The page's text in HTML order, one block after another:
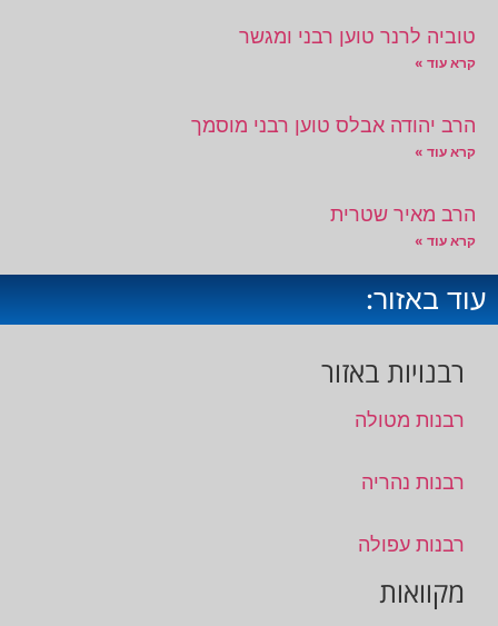
טוביה לרנר טוען רבני ומגשר
קרא עוד »
הרב יהודה אבלס טוען רבני מוסמך
קרא עוד »
הרב מאיר שטרית
קרא עוד »
עוד באזור:
רבנויות באזור
רבנות מטולה
רבנות נהריה
רבנות עפולה
מקוואות